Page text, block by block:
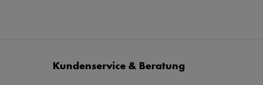
Kundenservice & Beratung